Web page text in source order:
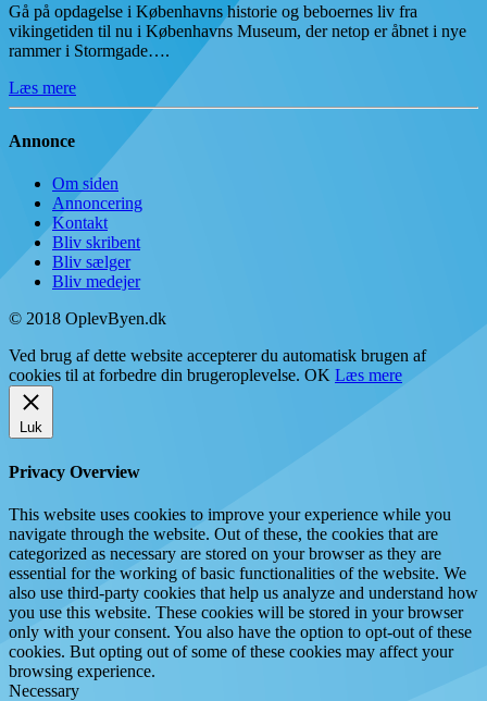
Gå på opdagelse i Københavns historie og beboernes liv fra
vikingetiden til nu i Københavns Museum, der netop er åbnet i nye
rammer i Stormgade….
Læs mere
Annonce
Om siden
Annoncering
Kontakt
Bliv skribent
Bliv sælger
Bliv medejer
© 2018 OplevByen.dk
Ved brug af dette website accepterer du automatisk brugen af
cookies til at forbedre din brugeroplevelse. OK Læs mere
Luk
Privacy Overview
This website uses cookies to improve your experience while you
navigate through the website. Out of these, the cookies that are
categorized as necessary are stored on your browser as they are
essential for the working of basic functionalities of the website. We
also use third-party cookies that help us analyze and understand how
you use this website. These cookies will be stored in your browser
only with your consent. You also have the option to opt-out of these
cookies. But opting out of some of these cookies may affect your
browsing experience.
Necessary